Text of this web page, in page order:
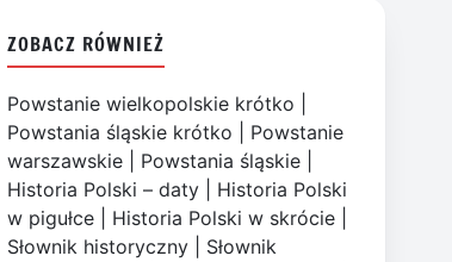
ZOBACZ RÓWNIEŻ
Powstanie wielkopolskie krótko
Powstania śląskie krótko
Powstanie
warszawskie
Powstania śląskie
Historia Polski – daty
Historia Polski
w pigułce
Historia Polski w skrócie
Słownik historyczny
Słownik